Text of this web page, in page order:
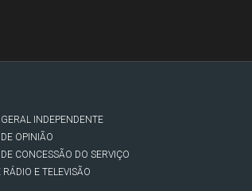
INDEPENDENTE
OPINIÃO
CONCESSÃO DO SERVIÇO
RÁDIO E TELEVISÃO